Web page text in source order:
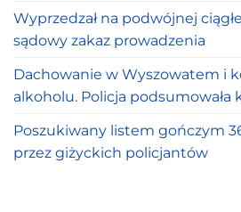
Wyprzedzał na podwójnej
sądowy zakaz prowadzenia
Dachowanie w Wyszowatem i
alkoholu. Policja podsumowała
Poszukiwany listem gończym
przez giżyckich policjantów